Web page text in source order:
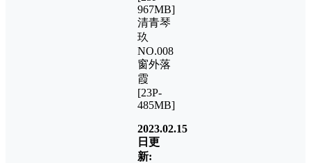
967MB]
清青琴
玖
NO.008
窗外落
霞
[23P-
485MB]
2023.02.15
日更
新: